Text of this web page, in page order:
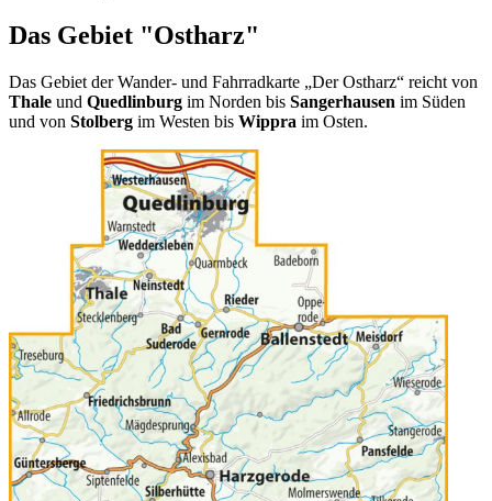
Das Gebiet "Ostharz"
Das Gebiet der Wander- und Fahrradkarte „Der Ostharz“ reicht von
Thale und Quedlinburg im Norden bis Sangerhausen im Süden
und von Stolberg im Westen bis Wippra im Osten.